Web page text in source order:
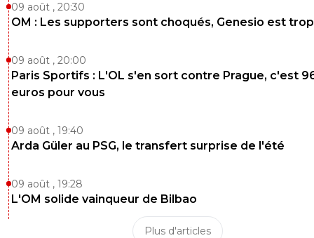
09 août , 20:30
OM : Les supporters sont choqués, Genesio est
09 août , 20:00
Paris Sportifs : L'OL s'en sort contre Prague, c'est
euros pour vous
09 août , 19:40
Arda Güler au PSG, le transfert surprise de l'été
09 août , 19:28
L'OM solide vainqueur de Bilbao
Plus d'articles